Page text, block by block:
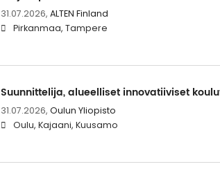
31.07.2026, ALTEN Finland
Pirkanmaa, Tampere
Suunnittelija, alueelliset innovatiiviset
31.07.2026, Oulun Yliopisto
Oulu, Kajaani, Kuusamo